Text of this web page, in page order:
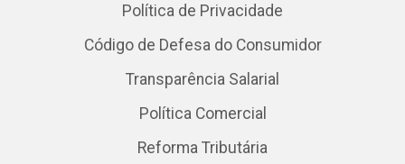
Política de Privacidade
Código de Defesa do Consumidor
Transparência Salarial
Política Comercial
Reforma Tributária